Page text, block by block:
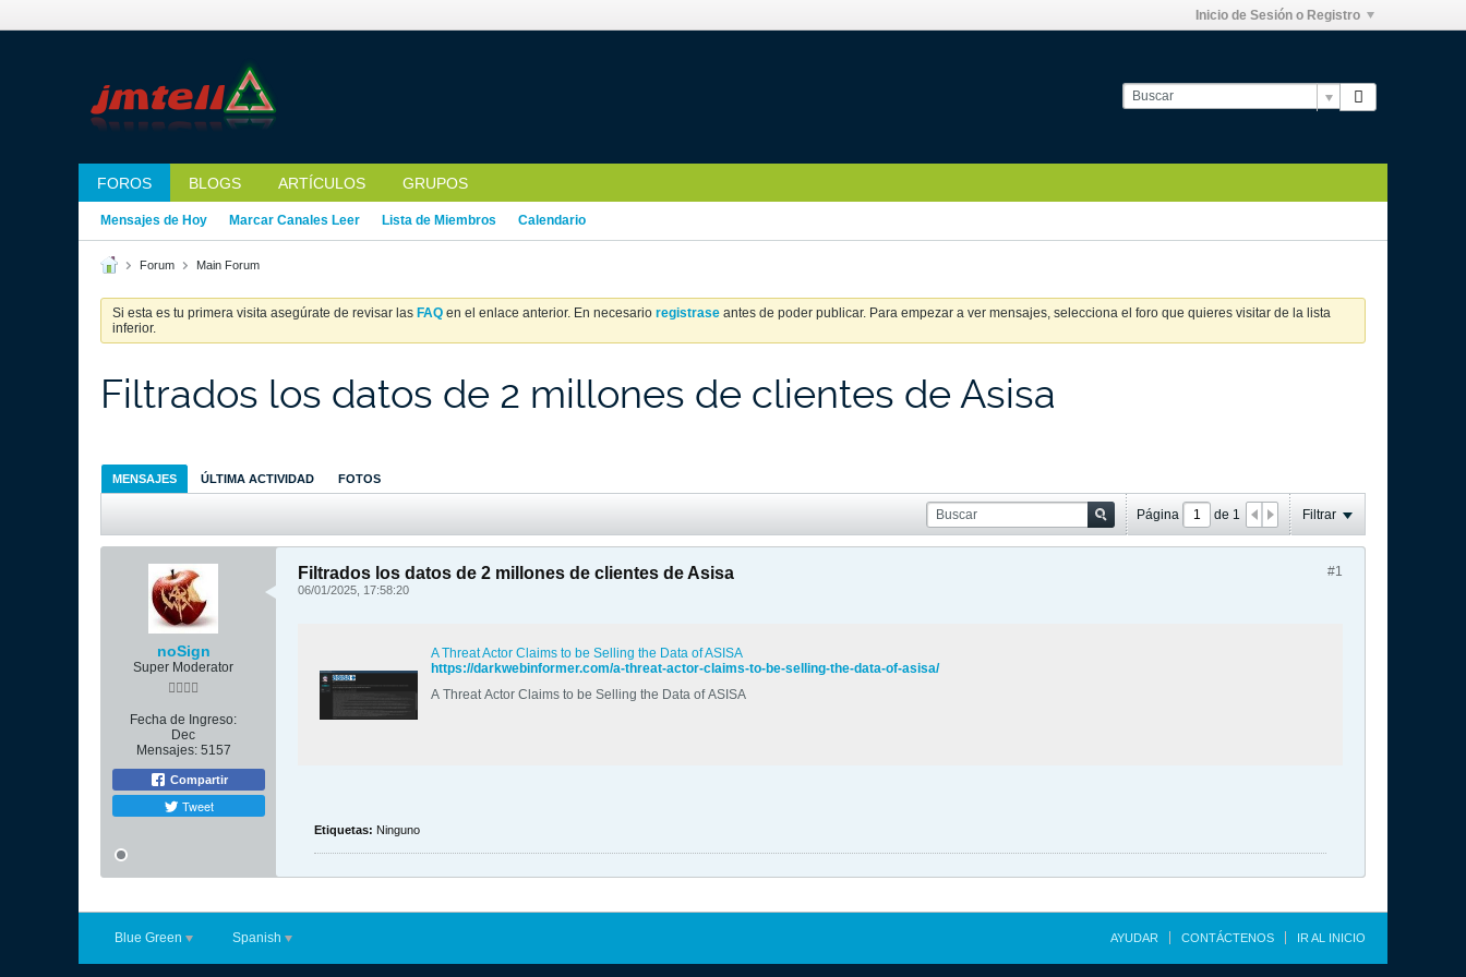
Inicio de Sesión o Registro
FOROS BLOGS ARTÍCULOS GRUPOS
Mensajes de Hoy Marcar Canales Leer Lista de Miembros Calendario
Forum Main Forum
Si esta es tu primera visita asegúrate de revisar las FAQ en el enlace anterior. En necesario registrase antes de poder publicar. Para empezar a ver mensajes, selecciona el foro que quieres visitar de la lista
inferior.
Filtrados los datos de 2 millones de clientes de Asisa
MENSAJES ÚLTIMA ACTIVIDAD FOTOS
Página de 1 Filtrar
noSign
Super Moderator
Fecha de Ingreso:
Dec
Mensajes: 5157
Compartir
Tweet
#1
Filtrados los datos de 2 millones de clientes de Asisa
06/01/2025, 17:58:20
A Threat Actor Claims to be Selling the Data of ASISA
https://darkwebinformer.com/a-threat-actor-claims-to-be-selling-the-data-of-asisa/
A Threat Actor Claims to be Selling the Data of ASISA
Etiquetas: Ninguno
Blue Green Spanish AYUDAR CONTÁCTENOS IR AL INICIO